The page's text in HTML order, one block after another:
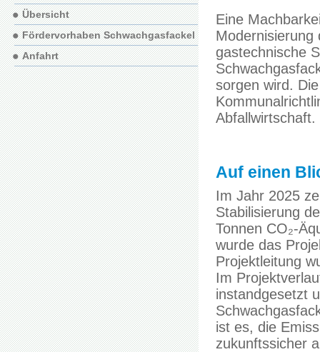
Eine
Modernisierung
gastechnische
sorgen wird.
Abfallwirtschaft.
Auf einen
Im Jahr 2025
Stabilisierung
Tonnen CO₂-
wurde das
Projektleitung
Im
instandgesetzt
ist es, die
zukunftssicher
Übersicht
Fördervorhaben Schwachgasfackel
Anfahrt